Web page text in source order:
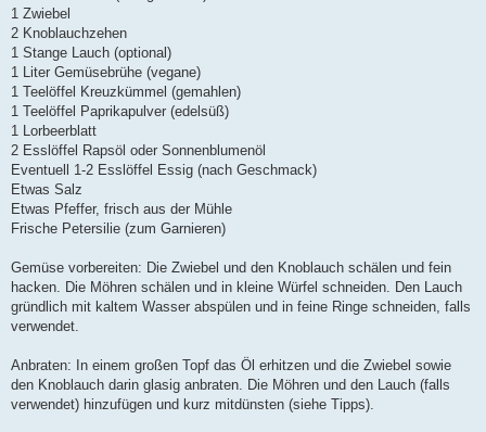
1 Zwiebel
2 Knoblauchzehen
1 Stange Lauch (optional)
1 Liter Gemüsebrühe (vegane)
1 Teelöffel Kreuzkümmel (gemahlen)
1 Teelöffel Paprikapulver (edelsüß)
1 Lorbeerblatt
2 Esslöffel Rapsöl oder Sonnenblumenöl
Eventuell 1-2 Esslöffel Essig (nach Geschmack)
Etwas Salz
Etwas Pfeffer, frisch aus der Mühle
Frische Petersilie (zum Garnieren)
Gemüse vorbereiten: Die Zwiebel und den Knoblauch schälen und fein
hacken. Die Möhren schälen und in kleine Würfel schneiden. Den Lauch
gründlich mit kaltem Wasser abspülen und in feine Ringe schneiden, falls
verwendet.
Anbraten: In einem großen Topf das Öl erhitzen und die Zwiebel sowie
den Knoblauch darin glasig anbraten. Die Möhren und den Lauch (falls
verwendet) hinzufügen und kurz mitdünsten (siehe Tipps).